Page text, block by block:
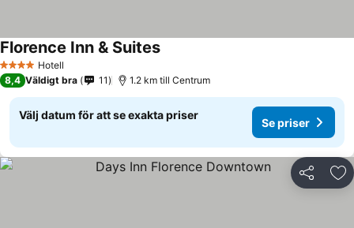
4 StjärnorHotell
Florence Inn & Suites
8,4 Väldigt bra 11 1.2 km till Centrum
Välj datum för att se exakta priser
Se priser
Dela